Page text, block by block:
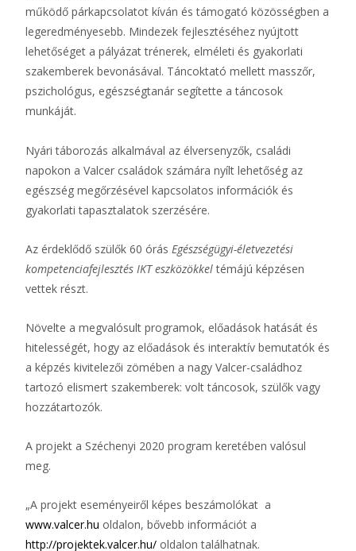
működő párkapcsolatot kíván és támogató közösségben a
legeredményesebb. Mindezek fejlesztéséhez nyújtott
lehetőséget a pályázat trénerek, elméleti és gyakorlati
szakemberek bevonásával. Táncoktató mellett masszőr,
pszichológus, egészségtanár segítette a táncosok
munkáját.
Nyári táborozás alkalmával az élversenyzők, családi
napokon a Valcer családok számára nyílt lehetőség az
egészség megőrzésével kapcsolatos információk és
gyakorlati tapasztalatok szerzésére.
Az érdeklődő szülők 60 órás Egészségügyi-életvezetési
kompetenciafejlesztés IKT eszközökkeltémájú képzésen
vettek részt.
Növelte a megvalósult programok, előadások hatását és
hitelességét, hogy az előadások és interaktív bemutatók és
a képzés kivitelezői zömében a nagy Valcer-családhoz
tartozó elismert szakemberek: volt táncosok, szülők vagy
hozzátartozók.
A projekt a Széchenyi 2020 program keretében valósul
meg.
„A projekt eseményeiről képes beszámolókat a
www.valcer.hu oldalon, bővebb információt a
http://projektek.valcer.hu/ oldalon találhatnak.